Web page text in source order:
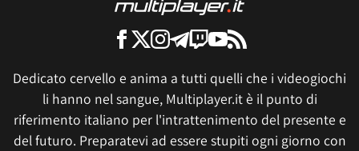
Dedicato cervello e anima a tutti quelli che i videogiochi
li hanno nel sangue, Multiplayer.it è il punto di
riferimento italiano per l'intrattenimento del presente e
del futuro. Preparatevi ad essere stupiti ogni giorno con